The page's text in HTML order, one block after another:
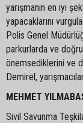
yarışmanın en iyi
yapacaklarını
Polis Genel
parkurlarda ve
önemsediklerini ve
Demirel,
MEHMET
Sivil Savunma